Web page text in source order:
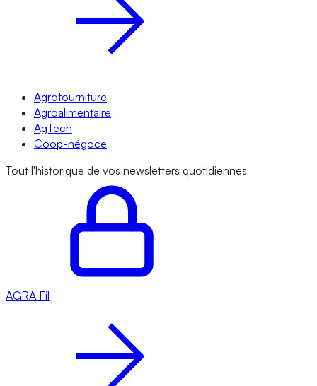
Agrofourniture
Agroalimentaire
AgTech
Coop-négoce
Tout l'historique de vos newsletters quotidiennes
AGRA Fil